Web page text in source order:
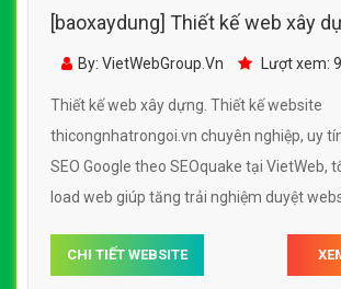
[baoxaydung] Thiết kế web xây
By: VietWebGroup.Vn Lượt xem:
Thiết kế web xây dựng. Thiết kế website
thicongnhatrongoi.vn chuyên nghiệp, uy
SEO Google theo SEOquake tại VietWeb,
load web giúp tăng trải nghiệm duyệt
CHI TIẾT WEBSITE